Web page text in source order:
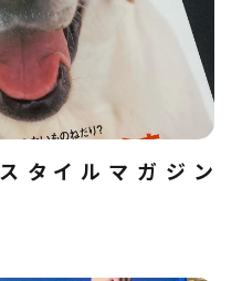
タイルマガジン